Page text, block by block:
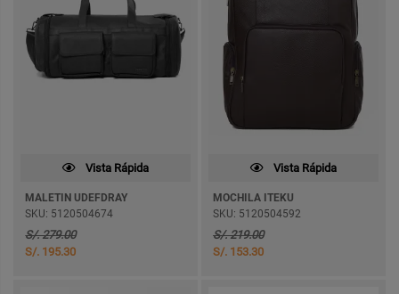
Vista Rápida
MALETIN UDEFDRAY
SKU: 5120504674
S/. 279.00
S/. 195.30
Vista Rápida
MOCHILA ITEKU
SKU: 5120504592
S/. 219.00
S/. 153.30